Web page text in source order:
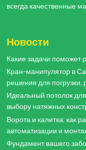
всегда качественные
Новости
Какие задачи поможет
Кран-манипулятор в
решения для погрузки,
Идеальный потолок
выбору натяжных
Ворота и калитка: как
автоматизации и
Фундамент вашего